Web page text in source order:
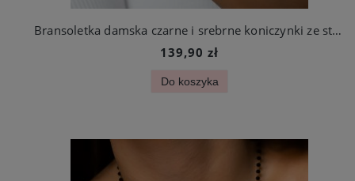
Bransoletka damska czarne i srebrne koniczynki ze stali chirurgicznej
139,90 zł
Do koszyka